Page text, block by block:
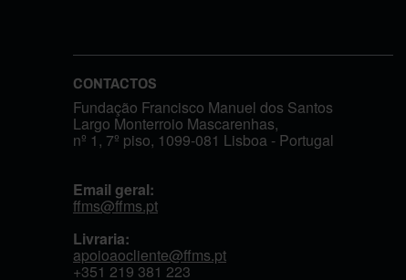
CONTACTOS
Fundação Francisco Manuel dos Santos
Largo Monterroio Mascarenhas,
nº 1, 7º piso, 1099-081 Lisboa - Portugal
Email geral:
ffms@ffms.pt
Livraria:
apoioaocliente@ffms.pt
+351 219 381 223